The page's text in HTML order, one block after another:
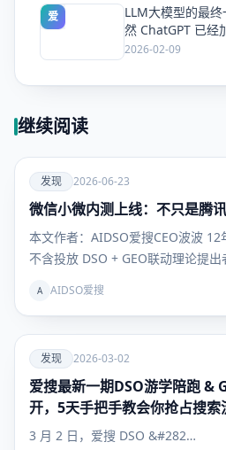
爱
LLM大模型的最
然 ChatGPT 已经
局么？
2026-02-09
继续阅读
爱
发现
发现 2026-06-23
微信小微内测上线：不只是腾讯
本文作者：AIDSO爱搜CEO波波
不含投放 DSO + GEO联动理论提
A AIDSO爱搜
爱
发现
发现 2026-03-02
爱搜最新一期DSO游学陪跑 &
开，5天手把手教会你抢占搜索
3 月 2 日，爱搜 DSO &#282…